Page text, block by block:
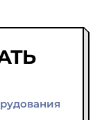
Москва —
у
бросаем